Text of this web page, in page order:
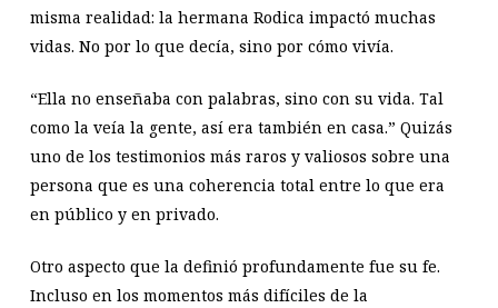
misma realidad: la hermana Rodica impactó muchas
vidas. No por lo que decía, sino por cómo vivía.
“Ella no enseñaba con palabras, sino con su vida. Tal
como la veía la gente, así era también en casa.” Quizás
uno de los testimonios más raros y valiosos sobre una
persona que es una coherencia total entre lo que era
en público y en privado.
Otro aspecto que la definió profundamente fue su fe.
Incluso en los momentos más difíciles de la